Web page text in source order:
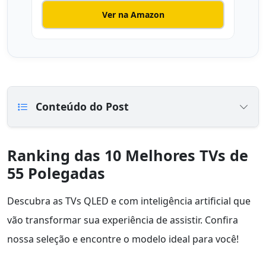
Ver na Amazon
Conteúdo do Post
Ranking das 10 Melhores TVs de
55 Polegadas
Descubra as TVs QLED e com inteligência artificial que
vão transformar sua experiência de assistir. Confira
nossa seleção e encontre o modelo ideal para você!